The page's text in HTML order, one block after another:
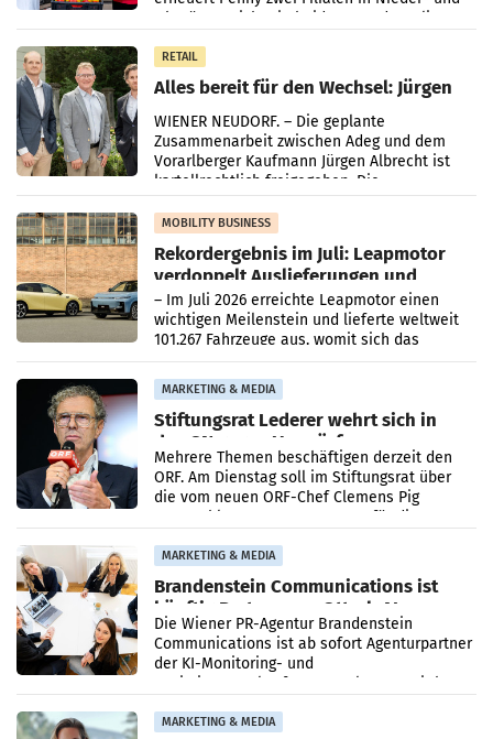
Oberösterreich. Die beiden Standorte liegen
RETAIL
Alles bereit für den Wechsel: Jürgen
Albrecht setzt ab 1.1.2027 auf Adeg
WIENER NEUDORF. – Die geplante
Zusammenarbeit zwischen Adeg und dem
Vorarlberger Kaufmann Jürgen Albrecht ist
kartellrechtlich freigegeben: Die
Bundeswettbewerbsbehörde und der
Bundeskartellanwalt
MOBILITY BUSINESS
Rekordergebnis im Juli: Leapmotor
verdoppelt Auslieferungen und
überschreitet die 100.000er-Marke
– Im Juli 2026 erreichte Leapmotor einen
wichtigen Meilenstein und lieferte weltweit
101.267 Fahrzeuge aus, womit sich das
Ergebnis gegenüber Juli 2025 mehr als
verdoppelte (+102
MARKETING & MEDIA
Stiftungsrat Lederer wehrt sich in
den SN gegen Vorwürfe
Mehrere Themen beschäftigen derzeit den
ORF. Am Dienstag soll im Stiftungsrat über
die vom neuen ORF-Chef Clemens Pig
vorgeschlagenen Besetzungen für die
MARKETING & MEDIA
Brandenstein Communications ist
künftig Partner von OtterlyAI
Die Wiener PR-Agentur Brandenstein
Communications ist ab sofort Agenturpartner
der KI-Monitoring- und
Optimierungsplattform OtterlyAI. Damit baut
MARKETING & MEDIA